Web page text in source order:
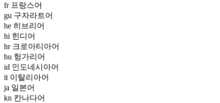
fr 프랑스어
gu 구자라트어
he 히브리어
hi 힌디어
hr 크로아티아어
hu 헝가리어
id 인도네시아어
it 이탈리아어
ja 일본어
kn 칸나다어